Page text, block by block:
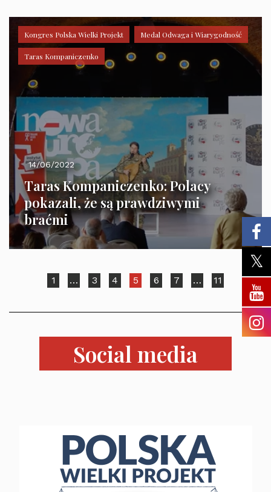
Kongres Polska Wielki Projekt Medal Odwaga i Wiarygodność
Taras Kompaniczenko
14/06/2022
Taras Kompaniczenko: Polacy
pokazali, że są prawdziwymi
braćmi
1 … 3 4 5 6 7 … 11
Social media